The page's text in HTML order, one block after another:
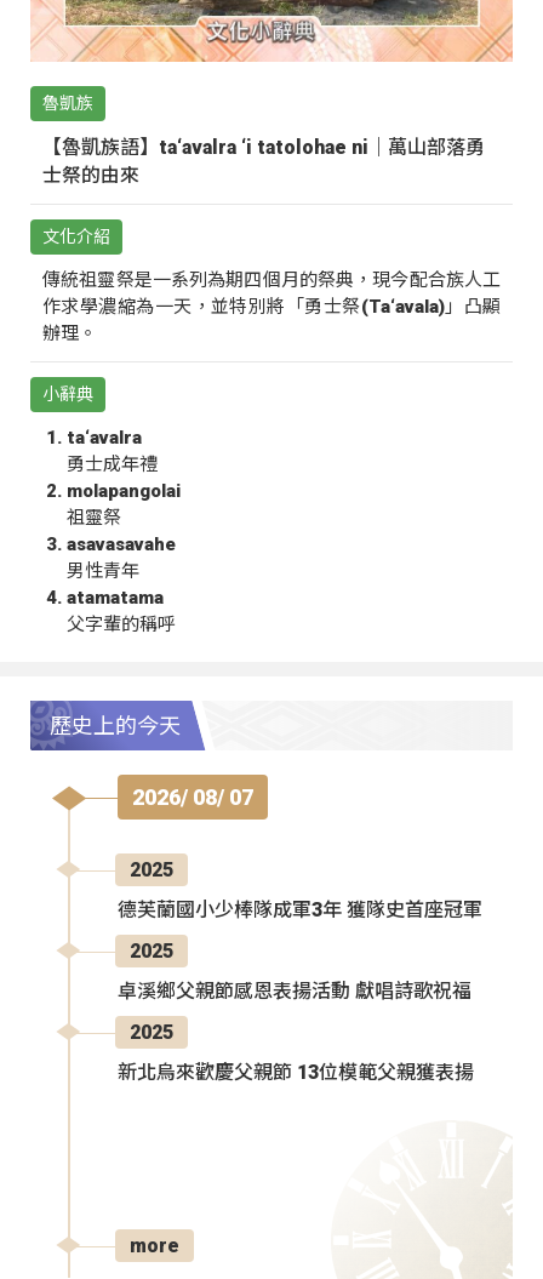
魯凱族
【魯凱族語】ta‘avalra ‘i tatolohae ni｜萬山部落勇
士祭的由來
文化介紹
傳統祖靈祭是一系列為期四個月的祭典，現今配合族人工
作求學濃縮為一天，並特別將「勇士祭(Ta‘avala)」凸顯
辦理。
小辭典
ta‘avalra
勇士成年禮
molapangolai
祖靈祭
asavasavahe
男性青年
atamatama
父字輩的稱呼
歷史上的今天
2026/ 08/ 07
2025
德芙蘭國小少棒隊成軍3年 獲隊史首座冠軍
2025
卓溪鄉父親節感恩表揚活動 獻唱詩歌祝福
2025
新北烏來歡慶父親節 13位模範父親獲表揚
more